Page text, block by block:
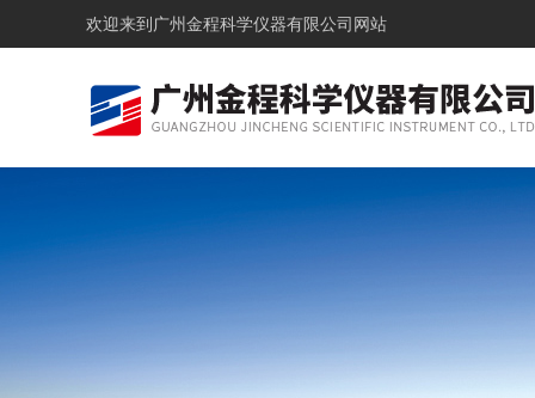
欢迎来到 广州金程科学仪器有限公司网站